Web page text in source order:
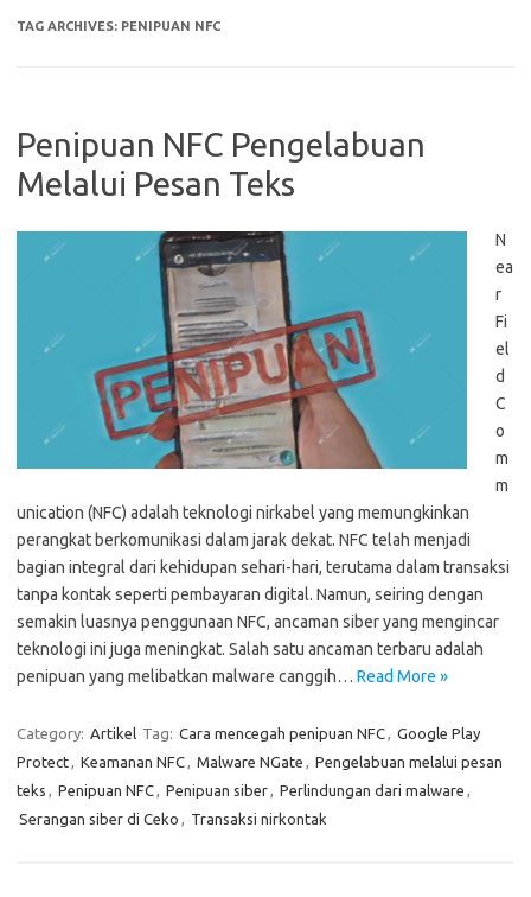
TAG ARCHIVES: PENIPUAN NFC
Penipuan NFC Pengelabuan
Melalui Pesan Teks
N
ea
r
Fi
el
d
C
o
m
m
unication (NFC) adalah teknologi nirkabel yang memungkinkan
perangkat berkomunikasi dalam jarak dekat. NFC telah menjadi
bagian integral dari kehidupan sehari-hari, terutama dalam transaksi
tanpa kontak seperti pembayaran digital. Namun, seiring dengan
semakin luasnya penggunaan NFC, ancaman siber yang mengincar
teknologi ini juga meningkat. Salah satu ancaman terbaru adalah
penipuan yang melibatkan malware canggih… Read More »
Category: Artikel Tag: Cara mencegah penipuan NFC, Google Play
Protect, Keamanan NFC, Malware NGate , Pengelabuan melalui pesan
teks , Penipuan NFC, Penipuan siber, Perlindungan dari malware ,
Serangan siber di Ceko , Transaksi nirkontak